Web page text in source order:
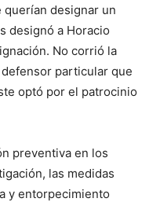
designar un
designó a Horacio
No corrió la
particular que
optó por el patrocinio
preventiva en los
las medidas
y entorpecimiento